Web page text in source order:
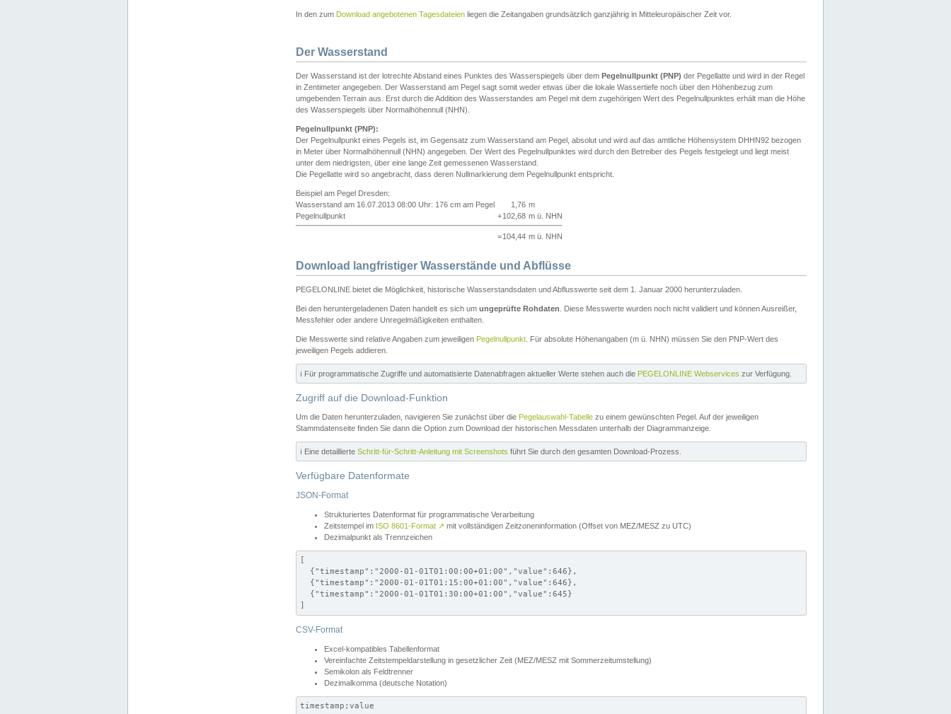
In den zum Download angebotenen Tagesdateien liegen die Zeitangaben grundsätzlich ganzjährig in Mitteleuropäischer Zeit vor.
Der Wasserstand
Der Wasserstand ist der lotrechte Abstand eines Punktes des Wasserspiegels über dem Pegelnullpunkt (PNP) der Pegellatte und wird in der Regel
in Zentimeter angegeben. Der Wasserstand am Pegel sagt somit weder etwas über die lokale Wassertiefe noch über den Höhenbezug zum
umgebenden Terrain aus. Erst durch die Addition des Wasserstandes am Pegel mit dem zugehörigen Wert des Pegelnullpunktes erhält man die Höhe
des Wasserspiegels über Normalhöhennull (NHN).
Pegelnullpunkt (PNP):
Der Pegelnullpunkt eines Pegels ist, im Gegensatz zum Wasserstand am Pegel, absolut und wird auf das amtliche Höhensystem DHHN92 bezogen
in Meter über Normalhöhennull (NHN) angegeben. Der Wert des Pegelnullpunktes wird durch den Betreiber des Pegels festgelegt und liegt meist
unter dem niedrigsten, über eine lange Zeit gemessenen Wasserstand.
Die Pegellatte wird so angebracht, dass deren Nullmarkierung dem Pegelnullpunkt entspricht.
Beispiel am Pegel Dresden:
Wasserstand am 16.07.2013 08:00 Uhr: 176 cm am Pegel
1,76 m
Pegelnullpunkt
+102,68 m ü. NHN
=104,44 m ü. NHN
Download langfristiger Wasserstände und Abflüsse
PEGELONLINE bietet die Möglichkeit, historische Wasserstandsdaten und Abflusswerte seit dem 1. Januar 2000 herunterzuladen.
Bei den heruntergeladenen Daten handelt es sich um ungeprüfte Rohdaten . Diese Messwerte wurden noch nicht validiert und können Ausreißer,
Messfehler oder andere Unregelmäßigkeiten enthalten.
Die Messwerte sind relative Angaben zum jeweiligen Pegelnullpunkt . Für absolute Höhenangaben (m ü. NHN) müssen Sie den PNP-Wert des
jeweiligen Pegels addieren.
ℹ️ Für programmatische Zugriffe und automatisierte Datenabfragen aktueller Werte stehen auch die PEGELONLINE Webservices zur Verfügung.
Zugriff auf die Download-Funktion
Um die Daten herunterzuladen, navigieren Sie zunächst über die Pegelauswahl-Tabelle zu einem gewünschten Pegel. Auf der jeweiligen
Stammdatenseite finden Sie dann die Option zum Download der historischen Messdaten unterhalb der Diagrammanzeige.
ℹ️ Eine detaillierte Schritt-für-Schritt-Anleitung mit Screenshots führt Sie durch den gesamten Download-Prozess.
Verfügbare Datenformate
JSON-Format
Strukturiertes Datenformat für programmatische Verarbeitung
Zeitstempel im ISO 8601-Format ↗ mit vollständigen Zeitzoneninformation (Offset von MEZ/MESZ zu UTC)
Dezimalpunkt als Trennzeichen
[
  {"timestamp":"2000-01-01T01:00:00+01:00","value":646},
  {"timestamp":"2000-01-01T01:15:00+01:00","value":646},
  {"timestamp":"2000-01-01T01:30:00+01:00","value":645}
]
CSV-Format
Excel-kompatibles Tabellenformat
Vereinfachte Zeitstempeldarstellung in gesetzlicher Zeit (MEZ/MESZ mit Sommerzeitumstellung)
Semikolon als Feldtrenner
Dezimalkomma (deutsche Notation)
timestamp;value